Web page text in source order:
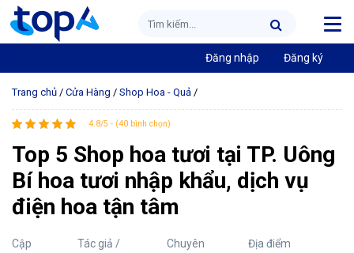
Đăng nhập Đăng ký
Trang chủ / Cửa Hàng / Shop Hoa - Quả /
4.8/5 - (40 bình chọn)
Top 5 Shop hoa tươi tại TP. Uông
Bí hoa tươi nhập khẩu, dịch vụ
điện hoa tận tâm
Cập
Tác giả /
Chuyên
Địa điểm